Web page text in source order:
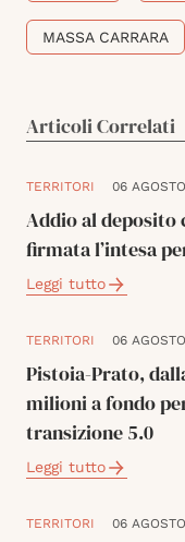
MASSA CARRARA
Articoli Correlati
TERRITORI 06
Addio al deposito
firmata l’intesa
Leggi tutto
TERRITORI 06
Pistoia-Prato,
milioni a fondo
transizione 5.0
Leggi tutto
TERRITORI 06